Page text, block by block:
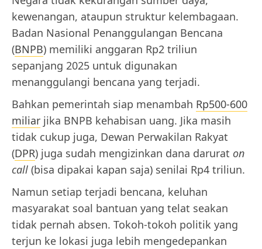
kewenangan, ataupun struktur kelembagaan.
Badan Nasional Penanggulangan Bencana
(BNPB) memiliki anggaran Rp2 triliun
sepanjang 2025 untuk digunakan
menanggulangi bencana yang terjadi.
Bahkan pemerintah siap menambah Rp500-600
miliar jika BNPB kehabisan uang. Jika masih
tidak cukup juga, Dewan Perwakilan Rakyat
(DPR) juga sudah mengizinkan dana darurat on
call (bisa dipakai kapan saja) senilai Rp4 triliun.
Namun setiap terjadi bencana, keluhan
masyarakat soal bantuan yang telat seakan
tidak pernah absen. Tokoh-tokoh politik yang
terjun ke lokasi juga lebih mengedepankan